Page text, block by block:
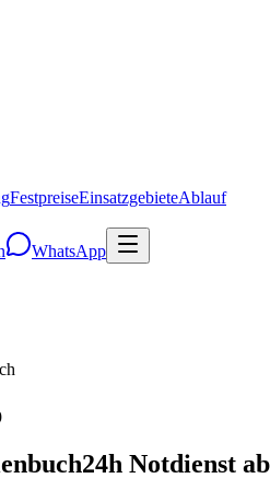
FestpreiseEinsatzgebieteAblauf
WhatsApp
24h Notdienst